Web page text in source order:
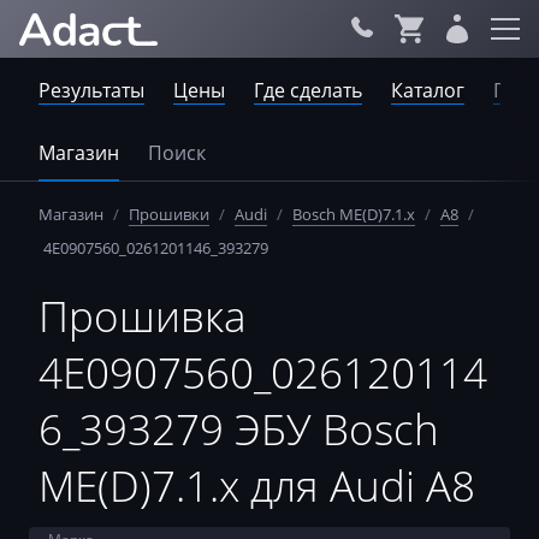
Результаты Цены Где сделать Каталог
Магазин Поиск
Магазин / Прошивки / Audi / Bosch ME(D)7.1.x / A8 /
4E0907560_0261201146_393279
Прошивка
4E0907560_026120114
6_393279 ЭБУ Bosch
ME(D)7.1.x для Audi A8